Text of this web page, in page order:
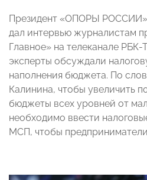
Президент «ОПОРЫ РОССИИ»
дал интервью журналистам
Главное» на телеканале
эксперты обсуждали
наполнения бюджета. По
Калинина, чтобы увеличить
бюджеты всех уровней от
необходимо ввести
МСП, чтобы